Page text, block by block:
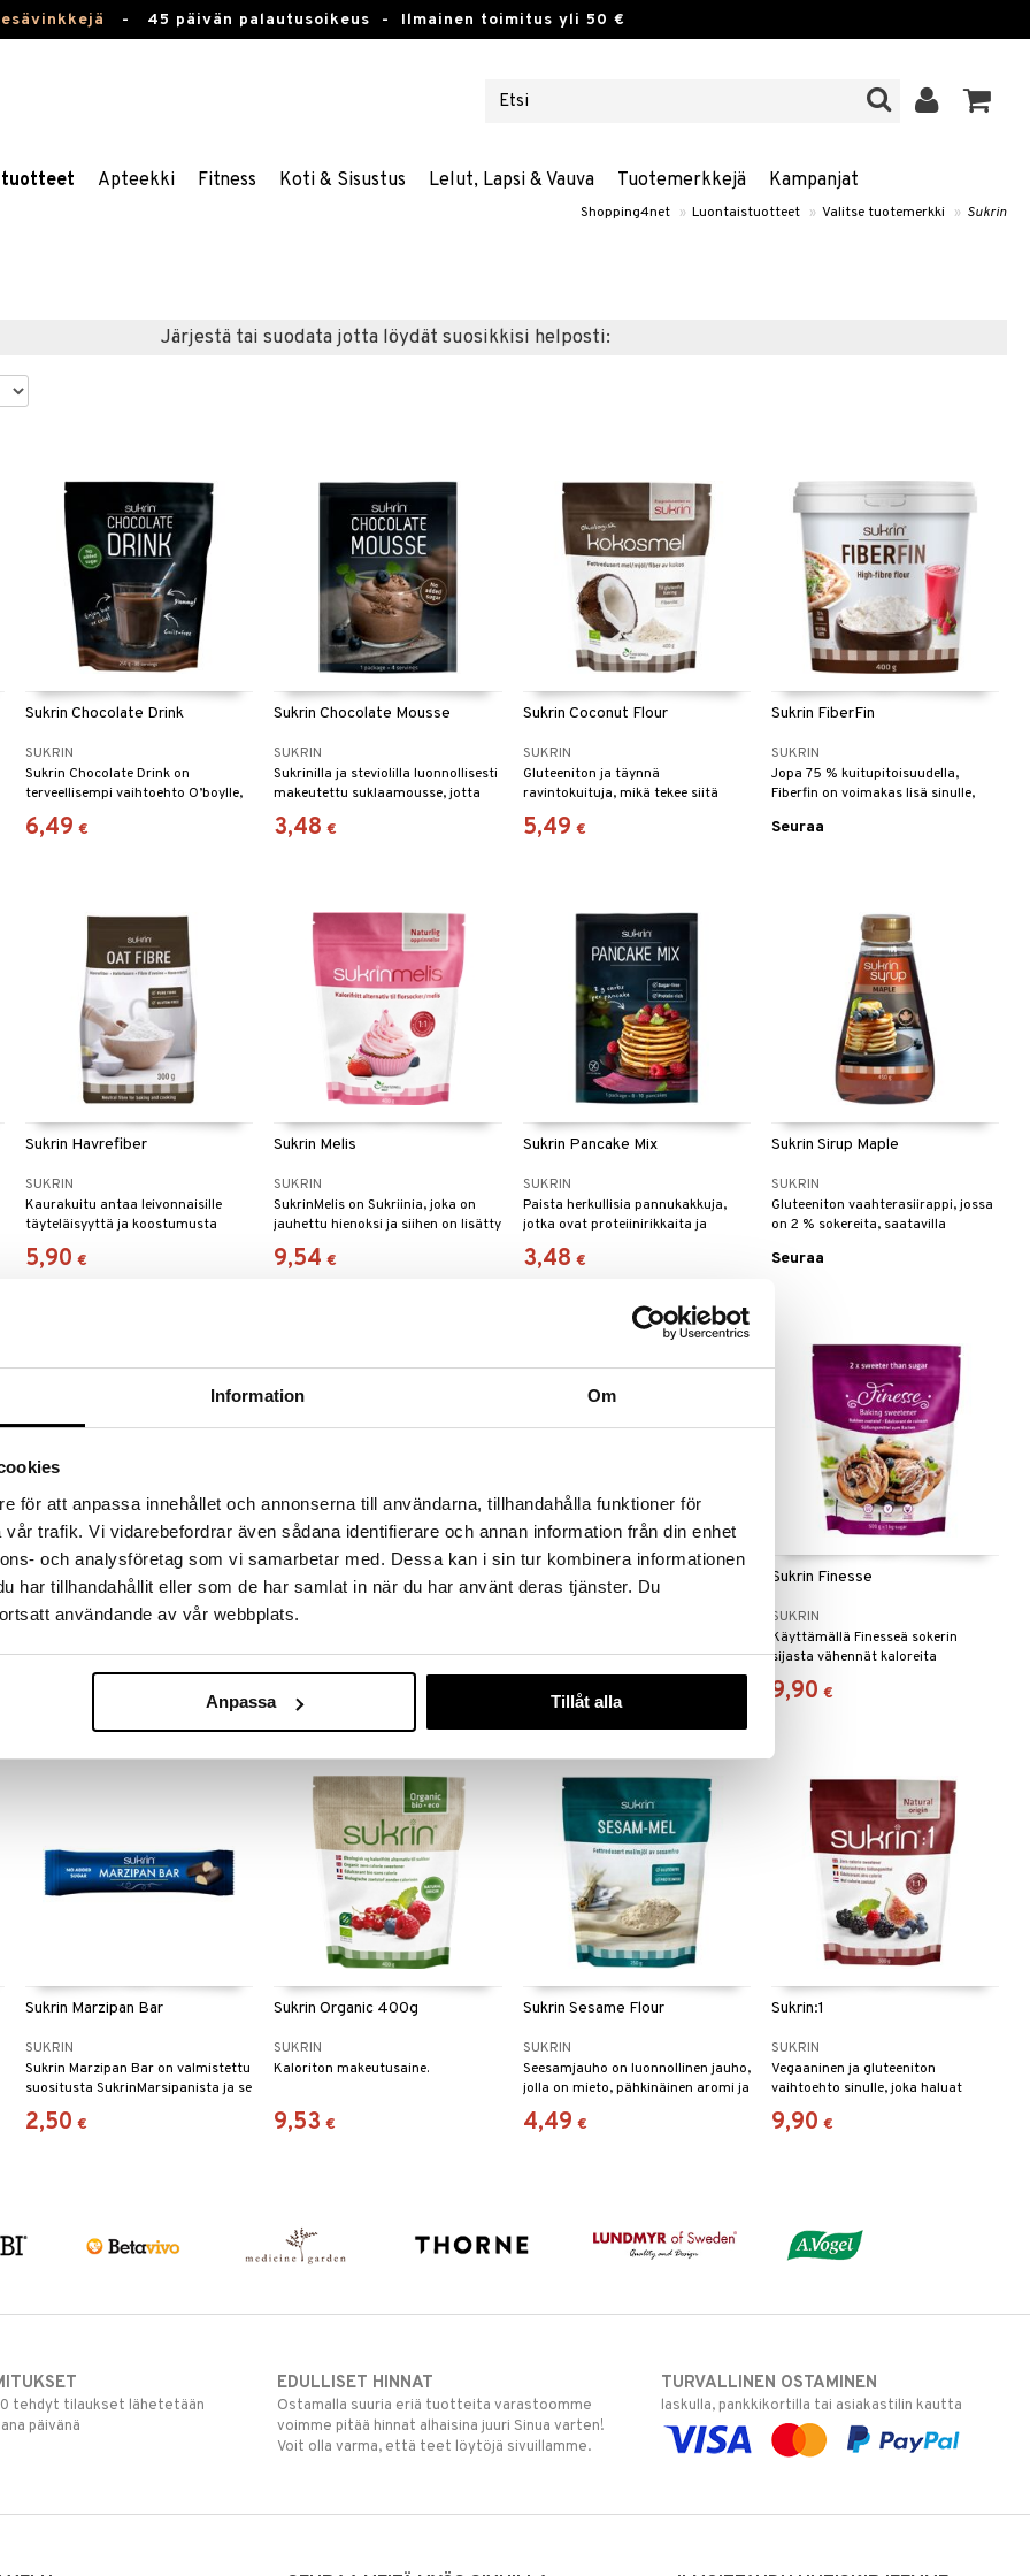
Information Om
för att anpassa innehållet och annonserna till användarna, tillhandahålla funktioner för
trafik. Vi vidarebefordrar även sådana identifierare och annan information från din enhet
och analysföretag som vi samarbetar med. Dessa kan i sin tur kombinera informationen
har tillhandahållit eller som de har samlat in när du har använt deras tjänster. Du
användande av vår webbplats.
Anpassa Tillåt alla
- 45 päivän palautusoikeus - Ilmainen toimitus yli 50 €
Apteekki Fitness Koti & Sisustus Lelut, Lapsi & Vauva Tuotemerkkejä Kampanjat
Shopping4net » Luontaistuotteet » Valitse tuotemerkki » Sukrin
Järjestä tai suodata jotta löydät suosikkisi helposti:
Sukrin Chocolate Drink
SUKRIN
Sukrin Chocolate Drink on
terveellisempi vaihtoehto O’boylle,
ilman lisättyä sokeria.
6,49 €
Sukrin Chocolate Mousse
SUKRIN
Sukrinilla ja steviolilla luonnollisesti
makeutettu suklaamousse, jotta
voit nauttia täysin ilman huonoa
omaatuntoa.
3,48 €
Sukrin Coconut Flour
SUKRIN
Gluteeniton ja täynnä
ravintokuituja, mikä tekee siitä
ravitsevan vaihtoehdon leivontaan
ja ruoanlaittoon.
5,49 €
Sukrin FiberFin
SUKRIN
Jopa 75 % kuitupitoisuudella,
Fiberfin on voimakas lisä sinulle,
terveellisemmän elämäntavan.
Seuraa
Sukrin Havrefiber
SUKRIN
Kaurakuitu antaa leivonnaisille
täyteläisyyttä ja koostumusta
lisäämättä yhtään hiilihydraattia.
5,90 €
Sukrin Melis
SUKRIN
SukrinMelis on Sukriinia, joka on
jauhettu hienoksi ja siihen on lisätty
hitusen stevioglykosideja
(steviakasvista).
9,54 €
Sukrin Pancake Mix
SUKRIN
Paista herkullisia pannukakkuja,
jotka ovat proteiinirikkaita ja
sokerittomia.
3,48 €
Sukrin Sirup Maple
SUKRIN
Gluteeniton vaahterasiirappi, jossa
on 2 % sokereita, saatavilla
Karamelli.
Seuraa
Sukrin Stevia Drops Vanilla
SUKRIN
ilman ei-toivottuja kaloreita.
Sukrin Almond Flour
SUKRIN
monipuolinen ainesosa, jota
voidaan käyttää leivonnassa ja
ruoanlaitossa.
14,90
Sukrin Fibre Bread
vähähiilihydraattisen leivän
valmistamiseen ilman gluteenia,
maitoa tai hiivaa.
6,90 €
Sukrin Finesse
SUKRIN
Käyttämällä Finesseä sokerin
sijasta vähennät kaloreita
huomattavasti.
9,90 €
Sukrin Marzipan Bar
SUKRIN
Sukrin Marzipan Bar on valmistettu
suositusta SukrinMarsipanista ja se
on päällystetty rikkaalla, tummalla
SukrinSuklaalla.
2,50 €
Sukrin Organic 400g
SUKRIN
Kaloriton makeutusaine.
9,53 €
Sukrin Sesame Flour
SUKRIN
Seesamjauho on luonnollinen jauho,
jolla on mieto, pähkinäinen aromi ja
korkea ravintoarvo.
4,49 €
Sukrin:1
SUKRIN
Vegaaninen ja gluteeniton
vaihtoehto sinulle, joka haluat
vähentää tavallista sokeria.
9,90 €
tehdyt tilaukset lähetetään
päivänä
EDULLISET HINNAT
Ostamalla suuria eriä tuotteita varastoomme
voimme pitää hinnat alhaisina juuri Sinua varten!
Voit olla varma, että teet löytöjä sivuillamme.
TURVALLINEN OSTAMINEN
laskulla, pankkikortilla tai asiakastilin kautta